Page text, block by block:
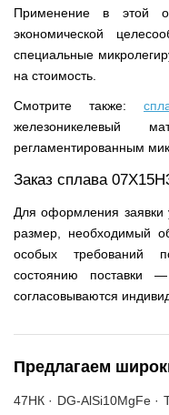
Применение в этой
экономической
специальные
на стоимость.
Смотрите также:
железоникелевый
регламентированным
Заказ сплава
Для оформления заявки
размер, необходимый
особых требований
состоянию поставки
согласовываются
Предлагаем
47НК · DG-AlSi10MgFe ·